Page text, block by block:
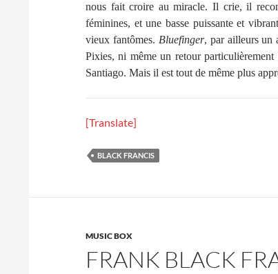
nous fait croire au miracle. Il crie, il
féminines, et une basse puissante et
vieux fantômes. Bluefinger, par ailleurs un
Pixies, ni même un retour
Santiago. Mais il est tout de même plus
[Translate]
BLACK FRANCIS
MUSIC BOX
FRANK BLACK